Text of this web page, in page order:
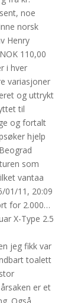
noe
norsk
Henry
110,00
i hver
variasjoner
og uttrykt
til
og fortalt
hjelp
som
vantaa
01/11, 20:09
for 2.000…
X-Type 2.5
jeg fikk var
toalett
er et